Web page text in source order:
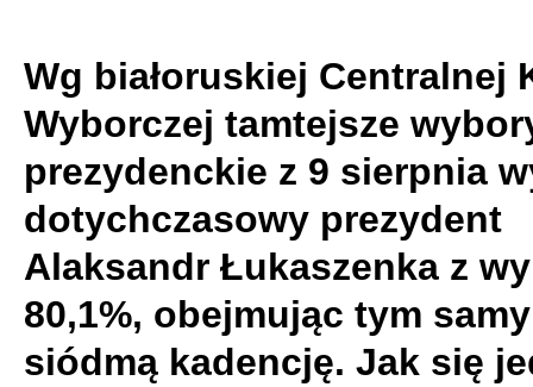
Wg białoruskiej Centralnej
Wyborczej tamtejsze
prezydenckie z 9 sierpnia
dotychczasowy prezydent
Alaksandr Łukaszenka z
80,1%, obejmując tym
siódmą kadencję. Jak się